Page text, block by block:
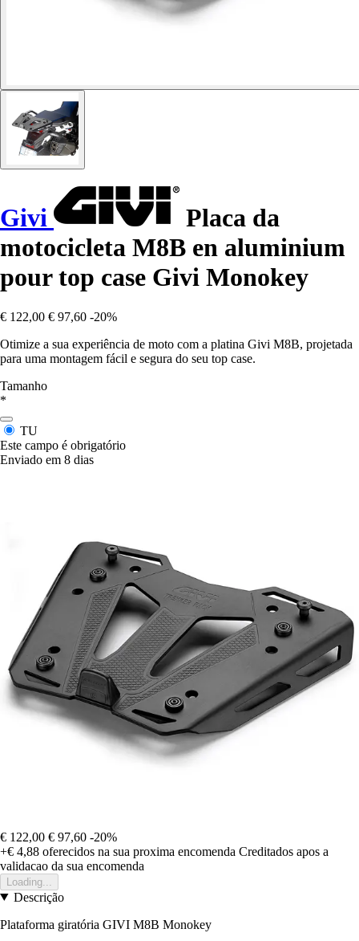
Givi
Placa da
motocicleta M8B en aluminium
pour top case Givi Monokey
€ 122,00 € 97,60 -20%
Otimize a sua experiência de moto com a platina Givi M8B, projetada
para uma montagem fácil e segura do seu top case.
Tamanho
*
TU
Este campo é obrigatório
Enviado em 8 dias
€ 122,00 € 97,60 -20%
+€ 4,88 oferecidos na sua proxima encomenda Creditados apos a
validacao da sua encomenda
Loading...
Descrição
Plataforma giratória GIVI M8B Monokey